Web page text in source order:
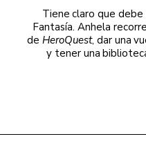
Tiene claro que debe
Fantasía. Anhela
de HeroQuest, dar una
y tener una